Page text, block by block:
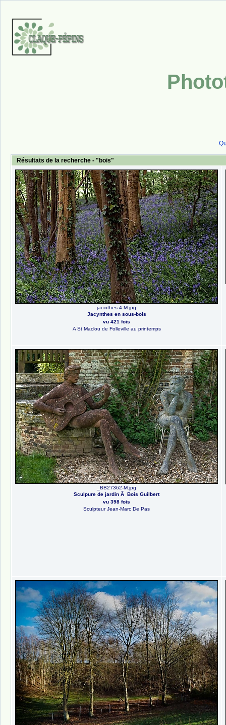
Résultats de la recherche - "bois"
jacinthes-4-M.jpg
Jacynthes en sous-bois
vu 421 fois
A St Maclou de Folleville au printemps
_BB27362-M.jpg
Sculpure de jardin Ã Bois Guilbert
vu 398 fois
Sculpteur Jean-Marc De Pas